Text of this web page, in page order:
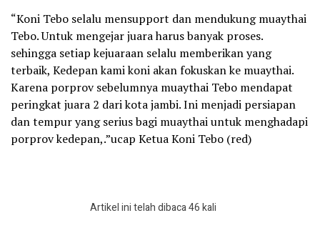
“Koni Tebo selalu mensupport dan mendukung muaythai
Tebo. Untuk mengejar juara harus banyak proses.
sehingga setiap kejuaraan selalu memberikan yang
terbaik, Kedepan kami koni akan fokuskan ke muaythai.
Karena porprov sebelumnya muaythai Tebo mendapat
peringkat juara 2 dari kota jambi. Ini menjadi persiapan
dan tempur yang serius bagi muaythai untuk menghadapi
porprov kedepan,.”ucap Ketua Koni Tebo (red)
Artikel ini telah dibaca 46 kali